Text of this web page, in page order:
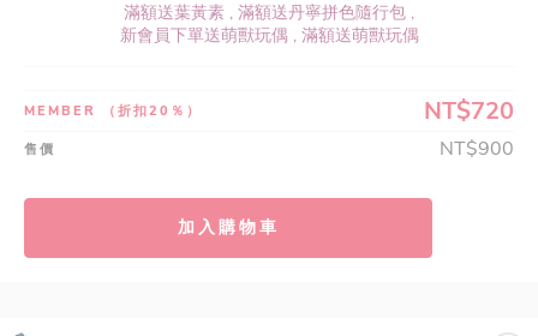
滿額送葉黃素 , 滿額送丹寧拼色隨行包 ,
新會員下單送萌獸玩偶 , 滿額送萌獸玩偶
MEMBER （折扣20％） NT$720
售價 NT$900
加入購物車